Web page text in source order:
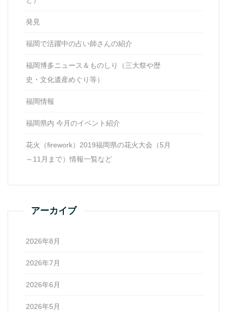
発見
福岡で活躍中の占い師さんの紹介
福岡博多ニュース＆ものしり（三大祭や歴
史・文化遺産めぐり等）
福岡情報
福岡県内 今月のイベント紹介
花火（firework）2019福岡県の花火大会（5月
～11月まで）情報一覧など
アーカイブ
2026年8月
2026年7月
2026年6月
2026年5月